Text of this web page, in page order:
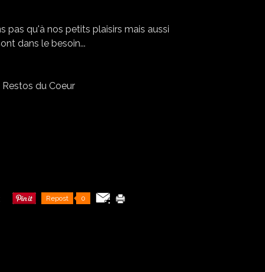
pas qu'à nos petits plaisirs mais aussi
dans le besoin...
Repost 0